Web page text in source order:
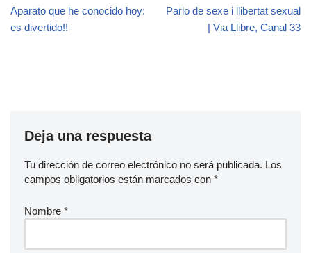
Aparato que he conocido hoy:
es divertido!!
Parlo de sexe i llibertat sexual
| Via Llibre, Canal 33
Deja una respuesta
Tu dirección de correo electrónico no será publicada. Los
campos obligatorios están marcados con *
Nombre *